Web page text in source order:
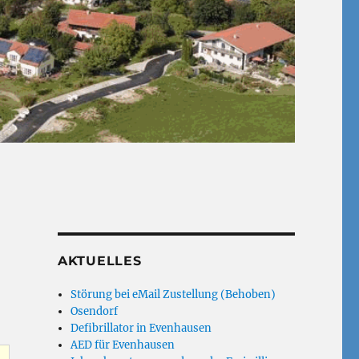
AKTUELLES
Störung bei eMail Zustellung (Behoben)
Osendorf
Defibrillator in Evenhausen
AED für Evenhausen